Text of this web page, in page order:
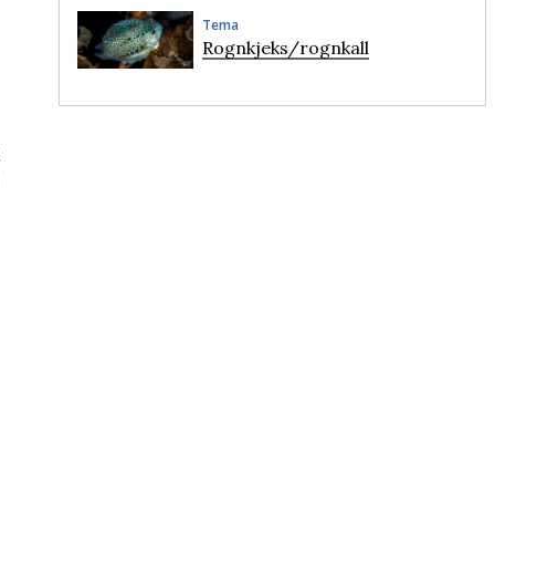
Tema
Rognkjeks/rognkall